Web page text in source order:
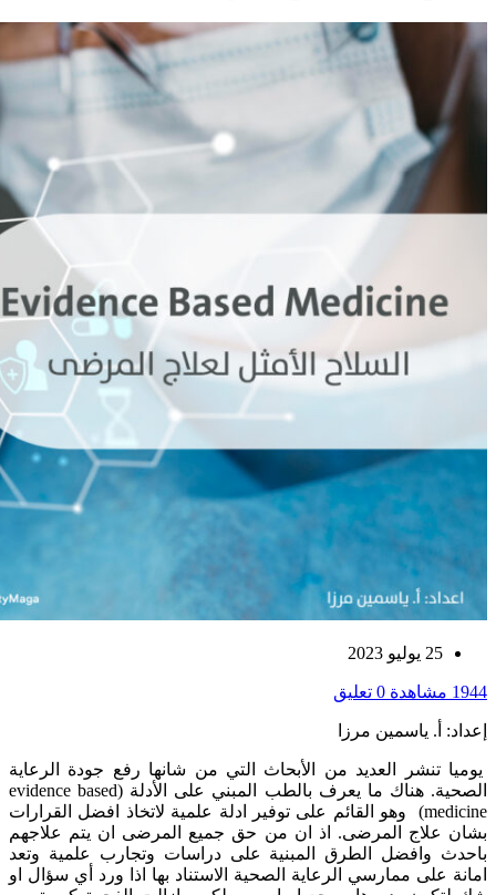
25 يوليو 2023
1944 مشاهدة 0 تعليق
إعداد: أ. ياسمين مرزا
يوميا تنشر العديد من الأبحاث التي من شانها رفع جودة الرعاية
الصحية. هناك ما يعرف بالطب المبني على الأدلة (evidence based
medicine) وهو القائم على توفير ادلة علمية لاتخاذ افضل القرارات
بشان علاج المرضى. اذ ان من حق جميع المرضى ان يتم علاجهم
باحدث وافضل الطرق المبنية على دراسات وتجارب علمية وتعد
امانة على ممارسي الرعاية الصحية الاستناد بها اذا ورد أي سؤال او